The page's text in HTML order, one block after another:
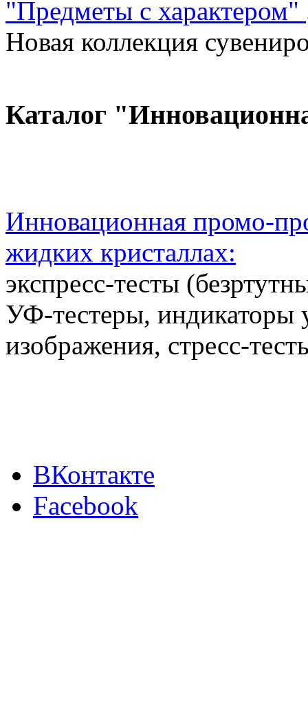
"Предметы с характером"
Новая коллекция
Каталог
Инновационная промо-
жидких кристаллах:
экспресс-тесты
УФ-тестеры, индикаторы
изображения, стресс-
ВКонтакте
Facebook